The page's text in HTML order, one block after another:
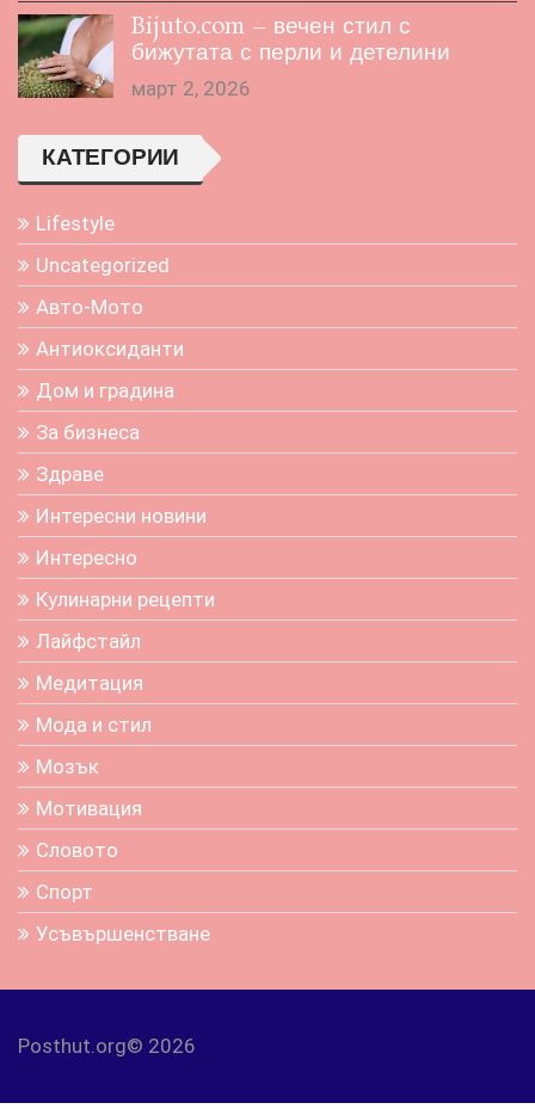
Bijuto.com – вечен стил с
бижутата с перли и детелини
март 2, 2026
КАТЕГОРИИ
Lifestyle
Uncategorized
Авто-Мото
Антиоксиданти
Дом и градина
За бизнеса
Здраве
Интересни новини
Интересно
Кулинарни рецепти
Лайфстайл
Медитация
Мода и стил
Мозък
Мотивация
Словото
Спорт
Усъвършенстване
Posthut.org© 2026